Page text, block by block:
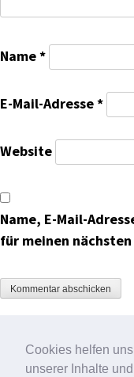
Cookies helfen
unserer Inhalte
Name*
E-Mail-Adresse*
Website
Name, E-Mail-
für meinen
KONTAKT|